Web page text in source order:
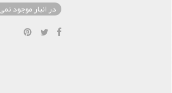
در انبار موجود